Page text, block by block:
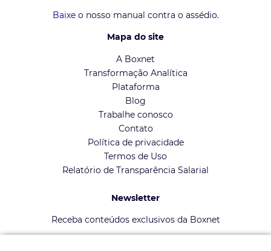
Baixeo nosso manual contra o assédio.
Mapa do site
A Boxnet
Transformação Analítica
Plataforma
Blog
Trabalhe conosco
Contato
Política de privacidade
Termos de Uso
Relatório de Transparência Salarial
Newsletter
Receba conteúdos exclusivos da Boxnet